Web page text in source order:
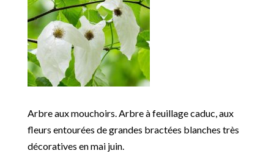
Arbre aux mouchoirs. Arbre à feuillage caduc, aux
fleurs entourées de grandes bractées blanches très
décoratives en mai juin.